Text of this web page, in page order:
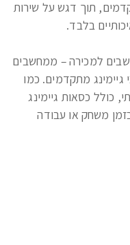
כן, ניתן למצוא אצלנו ציוד היקפי איכותי, כולל כסאות גיימינג
ארגונומיים המיועדים לנוחות מירבית בזמן משחק או עבודה